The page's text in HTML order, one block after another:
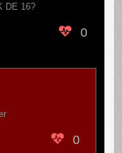
DE 16?
0
0